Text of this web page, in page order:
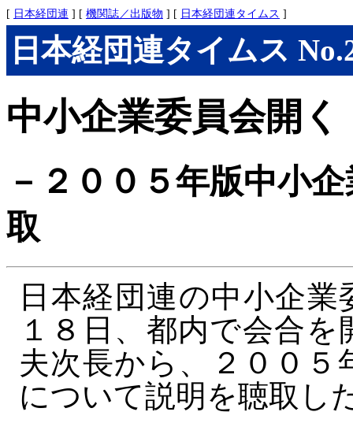
[ 日本経団連 ] [ 機関誌／出版物 ] [ 日本経団連タイムス ]
日本経団連タイムス
中小企業委員会開く
－２００５年版中小
取
日本経団連の中小企
１８日、都内で会合
夫次長から、２００
について説明を聴取し